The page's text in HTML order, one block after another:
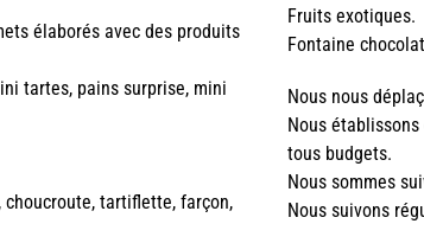
élaborés avec des produits
tartes, pains surprise, mini
choucroute, tartiflette, farçon,
Fruits exotiques.
Fontaine
Nous nous
Nous
tous budgets.
Nous sommes
Nous suivons